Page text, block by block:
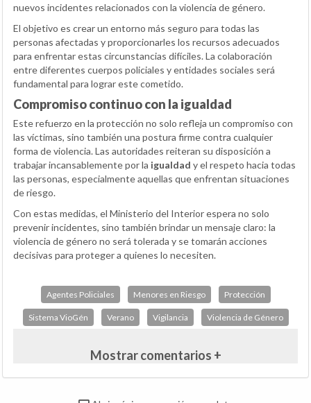
nuevos incidentes relacionados con la violencia de género.
El objetivo es crear un entorno más seguro para todas las
personas afectadas y proporcionarles los recursos adecuados
para enfrentar estas circunstancias difíciles. La colaboración
entre diferentes cuerpos policiales y entidades sociales será
fundamental para lograr este cometido.
Compromiso continuo con la igualdad
Este refuerzo en la protección no solo refleja un compromiso con
las víctimas, sino también una postura firme contra cualquier
forma de violencia. Las autoridades reiteran su disposición a
trabajar incansablemente por la igualdad y el respeto hacia todas
las personas, especialmente aquellas que enfrentan situaciones
de riesgo.
Con estas medidas, el Ministerio del Interior espera no solo
prevenir incidentes, sino también brindar un mensaje claro: la
violencia de género no será tolerada y se tomarán acciones
decisivas para proteger a quienes lo necesiten.
Agentes Policiales Menores en Riesgo Protección
Sistema VioGén Verano Vigilancia Violencia de Género
Mostrar comentarios +